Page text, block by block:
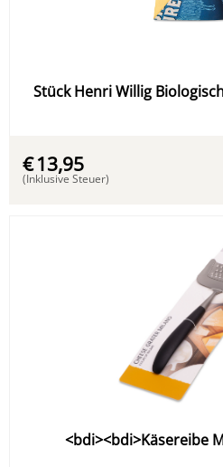
Stück Henri Willig
€13,95
(Inklusive Steuer)
<bdi><bdi>Käsereibe